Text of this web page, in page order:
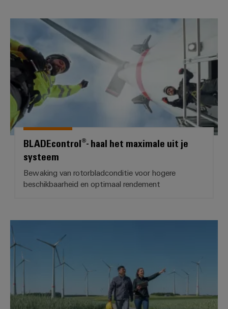
BLADEcontrol®- haal het
BLADEcontrol®- haal het maximale uit je
systeem
Bewaking van rotorbladconditie voor hogere
beschikbaarheid en optimaal rendement